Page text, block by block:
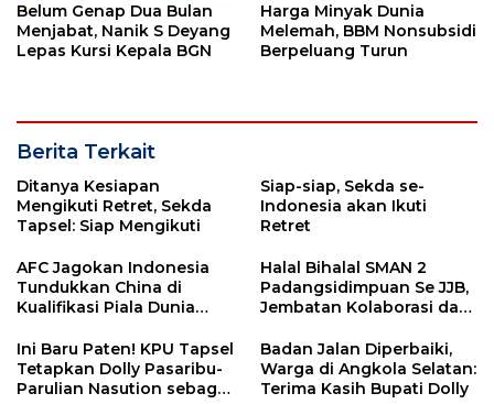
Belum Genap Dua Bulan
Menjabat, Nanik S Deyang
Lepas Kursi Kepala BGN
Harga Minyak Dunia
Melemah, BBM Nonsubsidi
Berpeluang Turun
Berita Terkait
Ditanya Kesiapan
Mengikuti Retret, Sekda
Tapsel: Siap Mengikuti
Siap-siap, Sekda se-
Indonesia akan Ikuti
Retret
AFC Jagokan Indonesia
Tundukkan China di
Kualifikasi Piala Dunia
Halal Bihalal SMAN 2
Padangsidimpuan Se JJB,
Jembatan Kolaborasi dan
Ini Baru Paten! KPU Tapsel
Tetapkan Dolly Pasaribu-
Parulian Nasution sebagai
Badan Jalan Diperbaiki,
Warga di Angkola Selatan:
Terima Kasih Bupati Dolly